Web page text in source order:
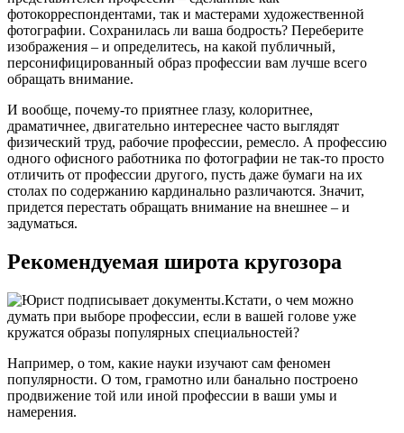
фотокорреспондентами, так и мастерами художественной
фотографии. Сохранилась ли ваша бодрость? Переберите
изображения – и определитесь, на какой публичный,
персонифицированный образ профессии вам лучше всего
обращать внимание.
И вообще, почему-то приятнее глазу, колоритнее,
драматичнее, двигательно интереснее часто выглядят
физический труд, рабочие профессии, ремесло. А профессию
одного офисного работника по фотографии не так-то просто
отличить от профессии другого, пусть даже бумаги на их
столах по содержанию кардинально различаются. Значит,
придется перестать обращать внимание на внешнее – и
задуматься.
Рекомендуемая широта кругозора
Кстати, о чем можно
думать при выборе профессии, если в вашей голове уже
кружатся образы популярных специальностей?
Например, о том, какие науки изучают сам феномен
популярности. О том, грамотно или банально построено
продвижение той или иной профессии в ваши умы и
намерения.